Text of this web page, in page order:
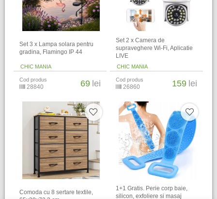
Set 3 x Lampa solara pentru
gradina, Flamingo IP 44
CHIC MANIA
Cod produs
28840 69 lei
Set 2 x Camera de
supraveghere Wi-Fi, Aplicatie
LIVE
CHIC MANIA
Cod produs
26860 159 lei
Comoda cu 8 sertare textile,
1+1 Gratis. Perie corp baie,
silicon, exfoliere si masaj